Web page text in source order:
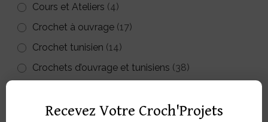
Cours et Ateliers (4)
Crochet à ouvrage (17)
Crochet tunisien (14)
Crochets d’ouvrage et tunisiens (38)
Dérouleurs (7)
Recevez Votre Croch'Projets